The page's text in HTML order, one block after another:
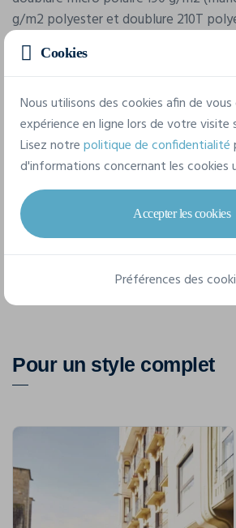
g/m2 polyester et doublure 210T
8 tailles disponibles
XS
3XL 4XL
Fiche technique
Pour un style complet
Cookies
Nous utilisons des cookies afin de
expérience en ligne lors de votre
Lisez notrepolitique de confidentialité
d'informations concernant les cookies
Accepter les cookies
Préférences des